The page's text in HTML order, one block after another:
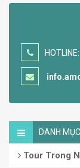
DANH
Tour Trong